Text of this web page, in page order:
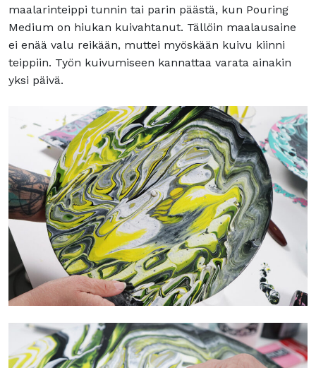
maalarinteippi tunnin tai parin päästä, kun Pouring
Medium on hiukan kuivahtanut. Tällöin maalausaine
ei enää valu reikään, muttei myöskään kuivu kiinni
teippiin. Työn kuivumiseen kannattaa varata ainakin
yksi päivä.